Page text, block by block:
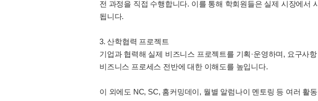
전 과정을 직접 수행합니다. 이를 통해 학회원들은 실제 시장에서
됩니다.
3. 산학협력 프로젝트
기업과 협력해 실제 비즈니스 프로젝트를 기획·운영하며, 요구사
비즈니스 프로세스 전반에 대한 이해도를 높입니다.
이 외에도 NC, SC, 홈커밍데이, 월별 알럼나이 멘토링 등 여러 활